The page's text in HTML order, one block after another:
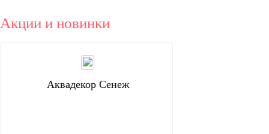
Акции и новинки
Аквадекор Сенеж